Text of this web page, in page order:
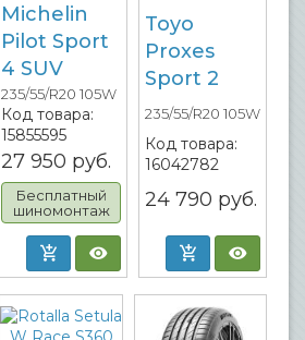
Michelin
Pilot Sport
4 SUV
235/55/R20 105W
Код товара:
15855595
27 950 руб.
Бесплатный
шиномонтаж
Toyo
Proxes
Sport 2
235/55/R20 105W
Код товара:
16042782
24 790 руб.